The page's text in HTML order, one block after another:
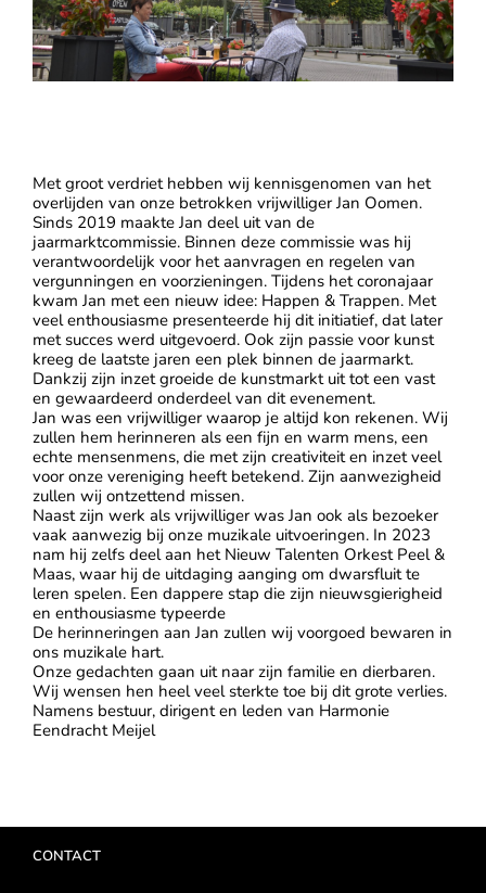
Met groot verdriet hebben wij kennisgenomen van het
overlijden van onze betrokken vrijwilliger Jan Oomen.
Sinds 2019 maakte Jan deel uit van de
jaarmarktcommissie. Binnen deze commissie was hij
verantwoordelijk voor het aanvragen en regelen van
vergunningen en voorzieningen. Tijdens het coronajaar
kwam Jan met een nieuw idee: Happen & Trappen. Met
veel enthousiasme presenteerde hij dit initiatief, dat later
met succes werd uitgevoerd. Ook zijn passie voor kunst
kreeg de laatste jaren een plek binnen de jaarmarkt.
Dankzij zijn inzet groeide de kunstmarkt uit tot een vast
en gewaardeerd onderdeel van dit evenement.
Jan was een vrijwilliger waarop je altijd kon rekenen. Wij
zullen hem herinneren als een fijn en warm mens, een
echte mensenmens, die met zijn creativiteit en inzet veel
voor onze vereniging heeft betekend. Zijn aanwezigheid
zullen wij ontzettend missen.
Naast zijn werk als vrijwilliger was Jan ook als bezoeker
vaak aanwezig bij onze muzikale uitvoeringen. In 2023
nam hij zelfs deel aan het Nieuw Talenten Orkest Peel &
Maas, waar hij de uitdaging aanging om dwarsfluit te
leren spelen. Een dappere stap die zijn nieuwsgierigheid
en enthousiasme typeerde
De herinneringen aan Jan zullen wij voorgoed bewaren in
ons muzikale hart.
Onze gedachten gaan uit naar zijn familie en dierbaren.
Wij wensen hen heel veel sterkte toe bij dit grote verlies.
Namens bestuur, dirigent en leden van Harmonie
Eendracht Meijel
CONTACT